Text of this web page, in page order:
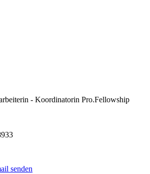
- Koordinatorin Pro.Fellowship
senden